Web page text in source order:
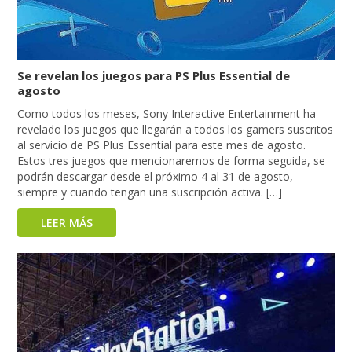
Se revelan los juegos para PS Plus Essential de
agosto
Como todos los meses, Sony Interactive Entertainment ha
revelado los juegos que llegarán a todos los gamers suscritos
al servicio de PS Plus Essential para este mes de agosto.
Estos tres juegos que mencionaremos de forma seguida, se
podrán descargar desde el próximo 4 al 31 de agosto,
siempre y cuando tengan una suscripción activa. […]
LEER MÁS